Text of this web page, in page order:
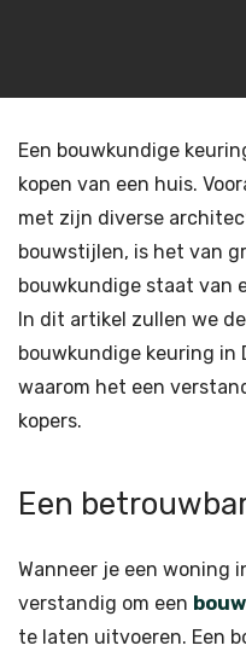
Een bouwkundige
kopen van een huis.
met zijn diverse
bouwstijlen, is het van
bouwkundige staat van
In dit artikel zullen we
bouwkundige keuring in
waarom het een
kopers.
Een
Wanneer je een woning
verstandig om een
te laten uitvoeren. Een